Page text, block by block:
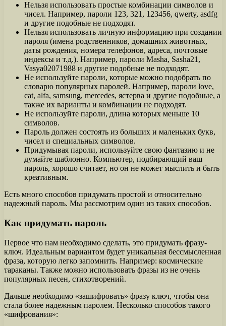
Нельзя использовать простые комбинации символов и
чисел. Например, пароли 123, 321, 123456, qwerty, asdfg
и другие подобные не подходят.
Нельзя использовать личную информацию при создании
пароля (имена родственников, домашних животных,
даты рождения, номера телефонов, адреса, почтовые
индексы и т.д.). Например, пароли Masha, Sasha21,
Vasya02071988 и другие подобные не подходят.
Не используйте пароли, которые можно подобрать по
словарю популярных паролей. Например, пароли love,
cat, alfa, samsung, mercedes, ястерва и другие подобные, а
также их варианты и комбинации не подходят.
Не используйте пароли, длина которых меньше 10
символов.
Пароль должен состоять из больших и маленьких букв,
чисел и специальных символов.
Придумывая пароли, используйте свою фантазию и не
думайте шаблонно. Компьютер, подбирающий ваш
пароль, хорошо считает, но он не может мыслить и быть
креативным.
Есть много способов придумать простой и относительно
надежный пароль. Мы рассмотрим один из таких способов.
Как придумать пароль
Первое что нам необходимо сделать, это придумать фразу-
ключ. Идеальным вариантом будет уникальная бессмысленная
фраза, которую легко запомнить. Например: космические
тараканы. Также можно использовать фразы из не очень
популярных песен, стихотворений.
Дальше необходимо «зашифровать» фразу ключ, чтобы она
стала более надежным паролем. Несколько способов такого
«шифрования»: